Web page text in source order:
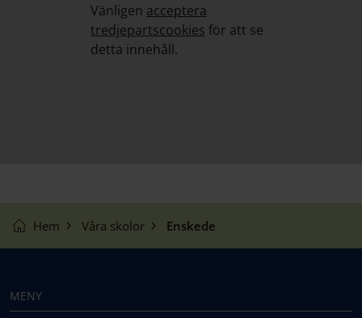
Vänligen acceptera
tredjepartscookies för att se
detta innehåll.
Hem Våra skolor Enskede
MENY